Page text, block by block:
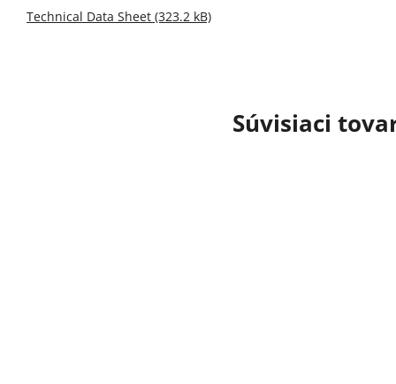
Súvisiaci
Technical Data Sheet (323.2 kB)